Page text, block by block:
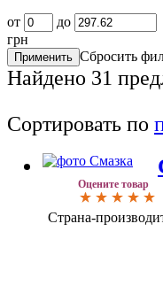
от
до
грн
Сбросить
Найдено 31
Сортировать по
Оцените товар
Страна-